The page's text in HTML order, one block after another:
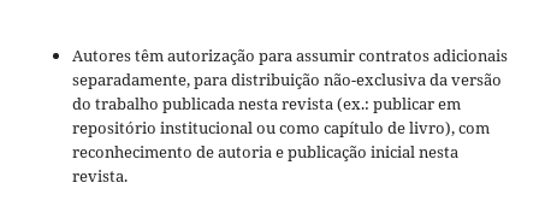
Autores têm autorização para assumir contratos adicionais
separadamente, para distribuição não-exclusiva da versão
do trabalho publicada nesta revista (ex.: publicar em
repositório institucional ou como capítulo de livro), com
reconhecimento de autoria e publicação inicial nesta
revista.